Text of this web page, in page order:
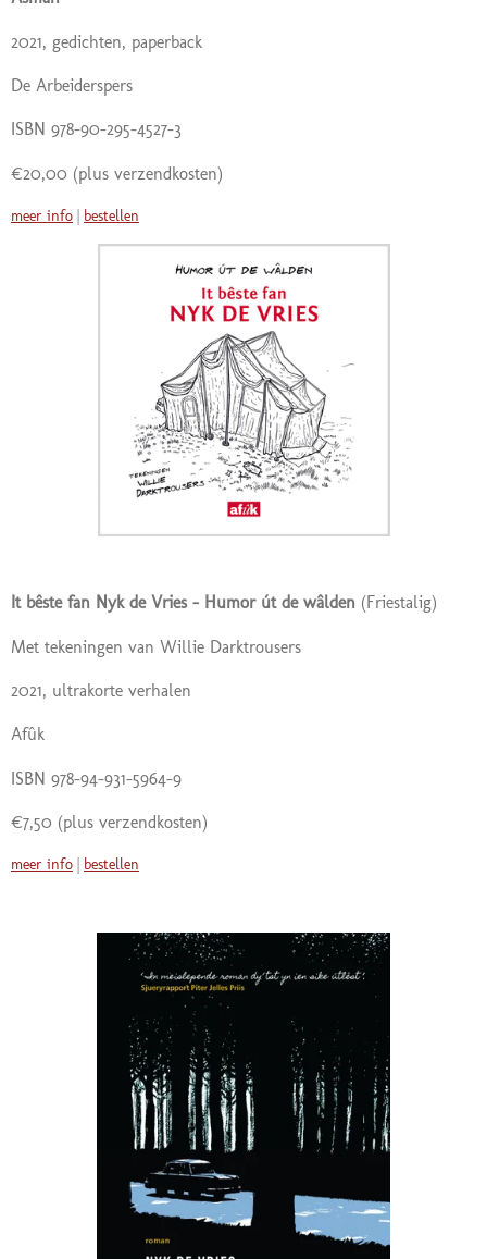
2021, gedichten, paperback
De Arbeiderspers
ISBN 978-90-295-4527-3
€20,00 (plus verzendkosten)
meer info bestellen
It bêste fan Nyk de Vries - H umor út de wâlden (Friestalig)
Met tekeningen van Willie Darktrousers
2021, ultrakorte verhalen
Afûk
ISBN 978-94-931-5964-9
€7,50 (plus verzendkosten)
meer info bestellen